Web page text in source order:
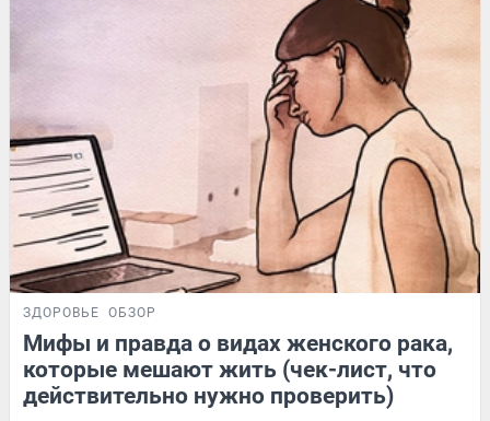
ЗДОРОВЬЕ ОБЗОР
Мифы и правда о видах женского рака,
которые мешают жить (чек-лист, что
действительно нужно проверить)